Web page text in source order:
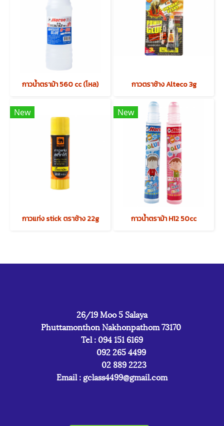
กาวน้ำตราม้า 560 cc (โหล) กาวตราช้าง Alteco 3g
New
กาวแท่ง stick ตราช้าง 22g
New
กาวน้ำตราม้า H12 50cc
26/19 Moo 5 Salaya
Phuttamonthon Nakhonpathom 73170
Tel : 094 151 6169
092 265 4499
02 889 2223
Email : gclass4499@gmail.com